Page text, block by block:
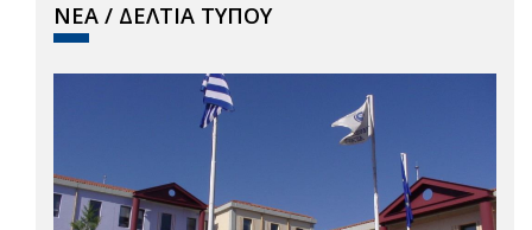
ΝΕΑ / ΔΕΛΤΙΑ ΤΥΠΟΥ